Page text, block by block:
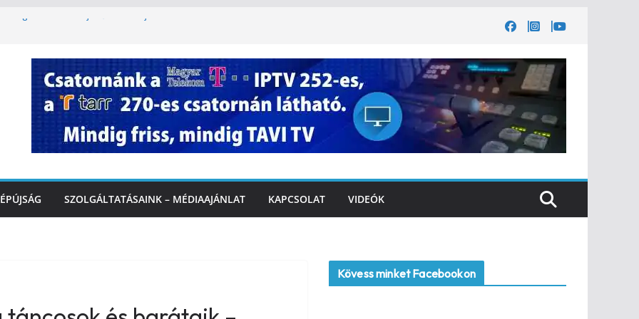
felfrissülés: jövő héten újra berobban
A 3. kerület TVE csapatát fogadta a
a tűzoltók dolgát Marcalinál
közlekedésért, elektromos
SZOLGÁLTATÁSAINK – MÉDIAAJÁNLAT KAPCSOLAT VIDEÓK
Kövess minket Facebookon